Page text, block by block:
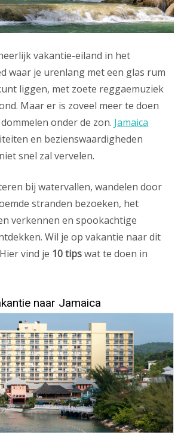
vakantie-eiland in het
waar je urenlang met een glas rum
liggen, met zoete reggaemuziek
Maar er is zoveel meer te doen
onder de zon. Jamaica
en bezienswaardigheden
snel zal vervelen.
bij watervallen, wandelen door
stranden bezoeken, het
verkennen en spookachtige
Wil je op vakantie naar dit
vind je 10 tipswat te doen in
naar Jamaica